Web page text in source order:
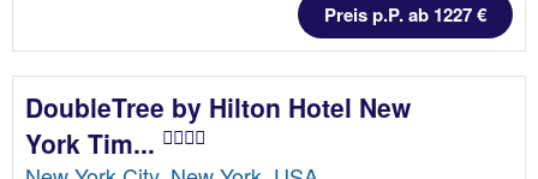
Preis p.P. ab 1227 €
DoubleTree by Hilton Hotel New
York Tim...